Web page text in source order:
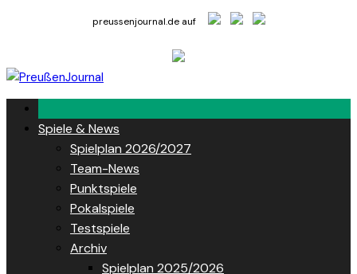
preussenjournal.de auf
Spiele & News
Spielplan 2026/2027
Team-News
Punktspiele
Pokalspiele
Testspiele
Archiv
Spielplan 2025/2026